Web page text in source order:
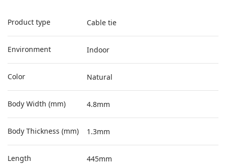
Product type Cable tie
Environment Indoor
Color Natural
Body Width (mm) 4.8mm
Body Thickness (mm) 1.3mm
Length 445mm